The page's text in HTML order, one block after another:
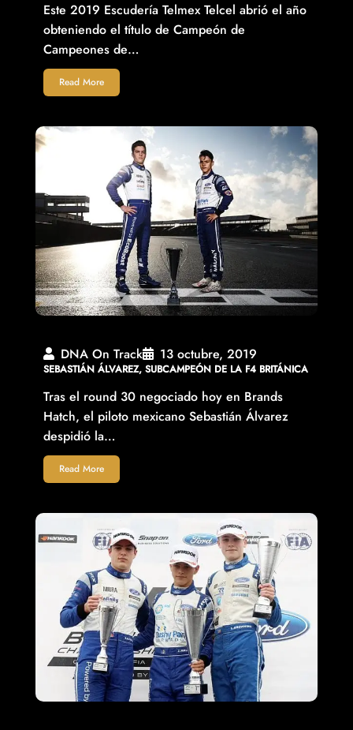
Este 2019 Escudería Telmex Telcel abrió el año
obteniendo el título de Campeón de
Campeones de…
Read More
DNA On Track 13 octubre, 2019
SEBASTIÁN ÁLVAREZ, SUBCAMPEÓN DE LA F4 BRITÁNICA
Tras el round 30 negociado hoy en Brands
Hatch, el piloto mexicano Sebastián Álvarez
despidió la…
Read More